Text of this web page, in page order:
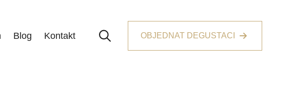
Blog
Kontakt
Search for:
OBJEDNAT DEGUSTACI